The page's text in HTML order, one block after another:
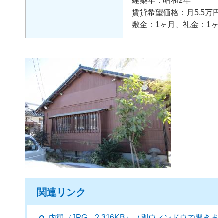
賃貸希望価格：月5.5万
敷金：1ヶ月、礼金：1
関連リンク